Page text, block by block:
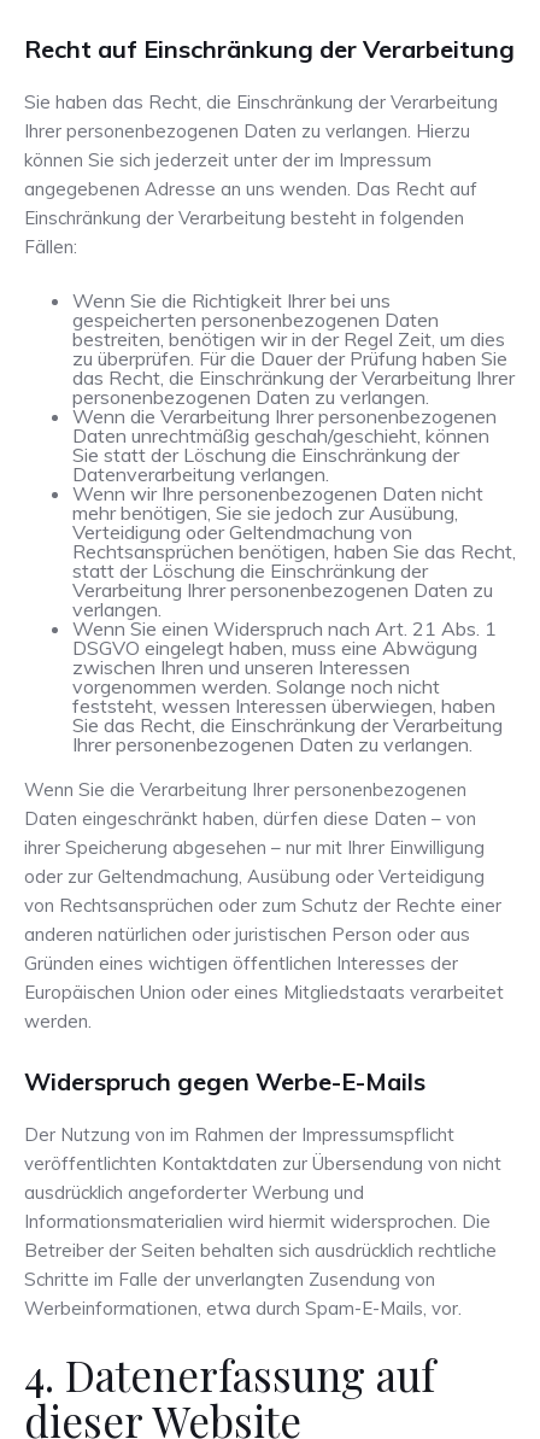
Recht auf Einschränkung der Verarbeitung
Sie haben das Recht, die Einschränkung der Verarbeitung
Ihrer personenbezogenen Daten zu verlangen. Hierzu
können Sie sich jederzeit unter der im Impressum
angegebenen Adresse an uns wenden. Das Recht auf
Einschränkung der Verarbeitung besteht in folgenden
Fällen:
Wenn Sie die Richtigkeit Ihrer bei uns
gespeicherten personenbezogenen Daten
bestreiten, benötigen wir in der Regel Zeit, um dies
zu überprüfen. Für die Dauer der Prüfung haben Sie
das Recht, die Einschränkung der Verarbeitung Ihrer
personenbezogenen Daten zu verlangen.
Wenn die Verarbeitung Ihrer personenbezogenen
Daten unrechtmäßig geschah/geschieht, können
Sie statt der Löschung die Einschränkung der
Datenverarbeitung verlangen.
Wenn wir Ihre personenbezogenen Daten nicht
mehr benötigen, Sie sie jedoch zur Ausübung,
Verteidigung oder Geltendmachung von
Rechtsansprüchen benötigen, haben Sie das Recht,
statt der Löschung die Einschränkung der
Verarbeitung Ihrer personenbezogenen Daten zu
verlangen.
Wenn Sie einen Widerspruch nach Art. 21 Abs. 1
DSGVO eingelegt haben, muss eine Abwägung
zwischen Ihren und unseren Interessen
vorgenommen werden. Solange noch nicht
feststeht, wessen Interessen überwiegen, haben
Sie das Recht, die Einschränkung der Verarbeitung
Ihrer personenbezogenen Daten zu verlangen.
Wenn Sie die Verarbeitung Ihrer personenbezogenen
Daten eingeschränkt haben, dürfen diese Daten – von
ihrer Speicherung abgesehen – nur mit Ihrer Einwilligung
oder zur Geltendmachung, Ausübung oder Verteidigung
von Rechtsansprüchen oder zum Schutz der Rechte einer
anderen natürlichen oder juristischen Person oder aus
Gründen eines wichtigen öffentlichen Interesses der
Europäischen Union oder eines Mitgliedstaats verarbeitet
werden.
Widerspruch gegen Werbe-E-Mails
Der Nutzung von im Rahmen der Impressumspflicht
veröffentlichten Kontaktdaten zur Übersendung von nicht
ausdrücklich angeforderter Werbung und
Informationsmaterialien wird hiermit widersprochen. Die
Betreiber der Seiten behalten sich ausdrücklich rechtliche
Schritte im Falle der unverlangten Zusendung von
Werbeinformationen, etwa durch Spam-E-Mails, vor.
4. Datenerfassung auf
dieser Website